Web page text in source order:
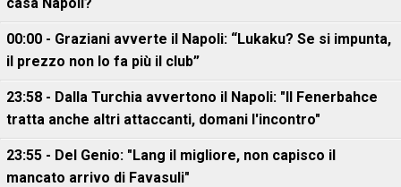
00:00 - Graziani avverte il Napoli: “Lukaku? Se si impunta,
il prezzo non lo fa più il club”
23:58 - Dalla Turchia avvertono il Napoli: "Il Fenerbahce
tratta anche altri attaccanti, domani l'incontro"
23:55 - Del Genio: "Lang il migliore, non capisco il
mancato arrivo di Favasuli"